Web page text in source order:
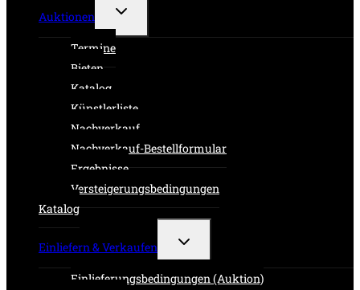
Auktionen
Untermenü
Termine
Bieten
Katalog
Künstlerliste
Nachverkauf
Nachverkauf-Bestellformular
Ergebnisse
Versteigerungsbedingungen
Katalog
Einliefern & Verkaufen
Untermenü
Einlieferungsbedingungen (Auktion)